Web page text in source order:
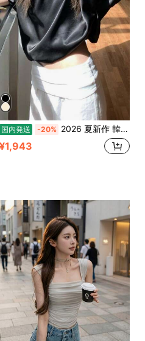
国内発送 -20% 2026 夏新作 韓国テイストピュアセクシーオフショルダーブラウス 個性的な肩開きデザインで気品ある雰囲気を演出 カジュアルシーンはもちろん幅広いコーデに活用できる万能トップス
¥1,943